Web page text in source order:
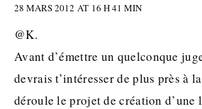
28 MARS 2012 AT 16 H 41 MIN
@K.
Avant d’émettre un quelconque
devrais t’intéresser de plus près à
déroule le projet de création d’une